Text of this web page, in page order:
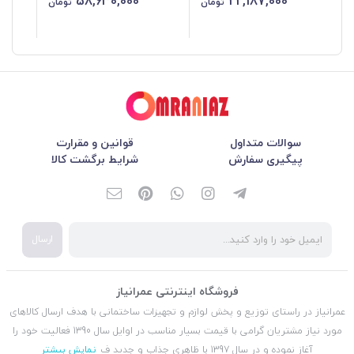
سوالات متداول
قوانین و مقرارت
پیگیری سفارش
شرایط برگشت کالا
ارسال
فروشگاه اینترنتی عمرانیاز
عمرانیاز در راستای توزیع و پخش لوازم و تجهیزات ساختمانی با هدف ارسال کالاهای
مورد نیاز مشتریان گرامی با قیمت بسیار مناسب در اوایل سال 1390 فعالیت خود را
آغاز نموده و در سال 1397 با ظاهری جذاب و جدید ف
نمایش بیشتر